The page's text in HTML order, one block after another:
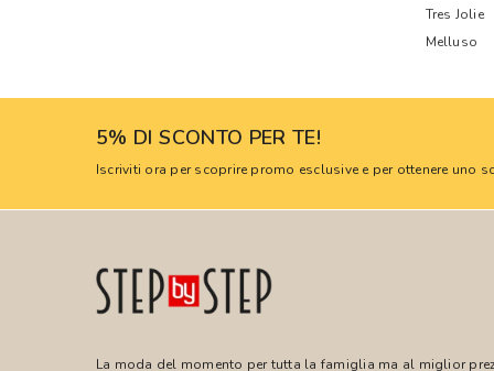
Tres Jolie
Melluso
5% DI SCONTO PER TE!
Iscriviti ora per scoprire promo esclusive e per ottenere uno
La moda del momento per tutta la famiglia ma al miglior